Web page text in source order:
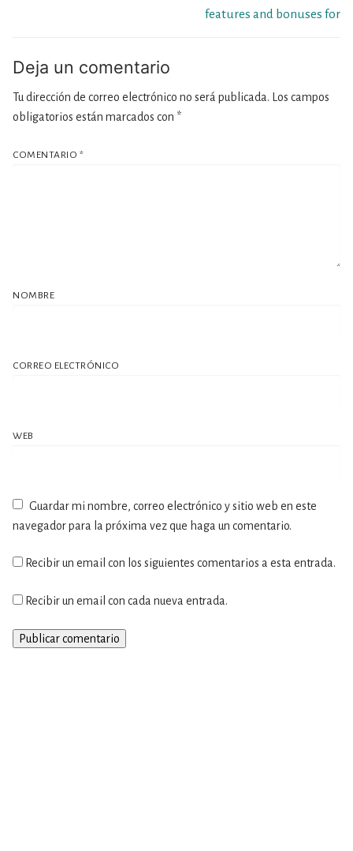
features and bonuses for
Deja un comentario
Tu dirección de correo electrónico no será publicada.
Los campos
obligatorios están marcados con *
COMENTARIO *
NOMBRE
CORREO ELECTRÓNICO
WEB
Guardar mi nombre, correo electrónico y sitio web en este
navegador para la próxima vez que haga un comentario.
Recibir un email con los siguientes comentarios a esta entrada.
Recibir un email con cada nueva entrada.